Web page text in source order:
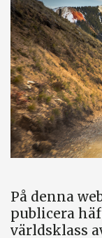
På denna
publicera
världsklass